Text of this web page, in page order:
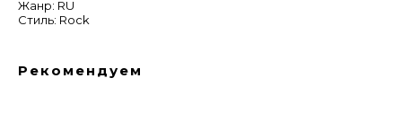
Жанр: RU
Стиль: Rock
Рекомендуем